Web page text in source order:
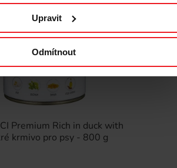
Upravit
Odmítnout
Premium Rich in duck with
krmivo pro psy - 800 g